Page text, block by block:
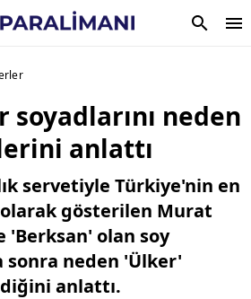
neden
anlattı
servetiyle Türkiye'nin en
gösterilen Murat
'Berksan' olan soy
neden 'Ülker'
anlattı.